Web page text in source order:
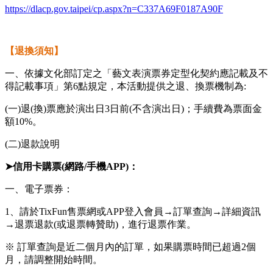
https://dlacp.gov.taipei/cp.aspx?n=C337A69F0187A90F
【退換須知】
一、依據文化部訂定之「藝文表演票券定型化契約應記載及不
得記載事項」第6點規定，本活動提供之退、換票機制為:
(一)退(換)票應於演出日3日前(不含演出日)；手續費為票面金
額10%。
(二)退款說明
➤信用卡購票(網路/手機APP)：
一、電子票券：
1、請於TixFun售票網或APP登入會員→訂單查詢→詳細資訊
→退票退款(或退票轉贊助)，進行退票作業。
※ 訂單查詢是近二個月內的訂單，如果購票時間已超過2個
月，請調整開始時間。